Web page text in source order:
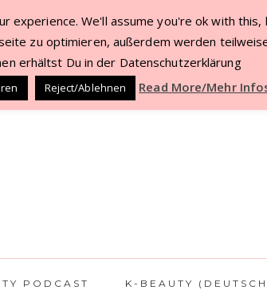
DEALS JUL ’22 WORK WITH
PODCAST K-BEAUTY
experience. We'll assume you're ok with
zu optimieren, außerdem werden
erhältst Du in der Datenschutzerklärung
Reject/Ablehnen Read More/Mehr